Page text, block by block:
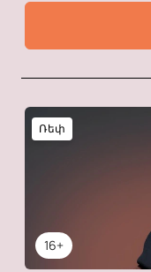
16+
Ռեփ